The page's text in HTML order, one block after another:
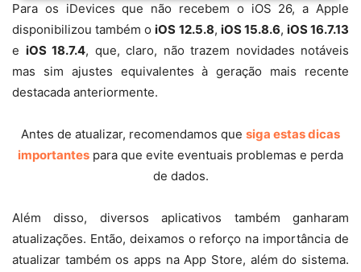
Para os iDevices que não recebem o iOS 26, a Apple
disponibilizou também oiOS 12.5.8, iOS 15.8.6, iOS 16.7.13
e iOS 18.7.4, que, claro, não trazem novidades notáveis
mas sim ajustes equivalentes à geração mais recente
destacada anteriormente.
Antes de atualizar, recomendamos que siga estas dicas
importantes para que evite eventuais problemas e perda
de dados.
Além disso, diversos aplicativos também ganharam
atualizações. Então, deixamos o reforço na importância de
atualizar também os apps na App Store, além do sistema.